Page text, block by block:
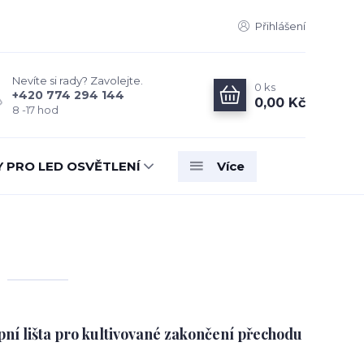
Přihlášení
Nevíte si rady? Zavolejte.
+420 774 294 144
8 -17 hod
0 ks
0,00 Kč
PRO LED OSVĚTLENÍ Více
lišta pro kultivované zakončení přechodu